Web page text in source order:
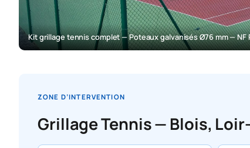
Kit grillage tennis complet — Poteaux galvanisés Ø76 mm — NF
ZONE D’INTERVENTION
Grillage Tennis — Blois,